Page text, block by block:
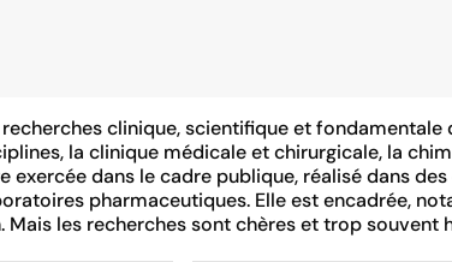
clinique, scientifique et
la clinique médicale et chirurgicale, la
dans le cadre publique, réalisé dans
pharmaceutiques. Elle est encadrée,
les recherches sont chères et trop souvent